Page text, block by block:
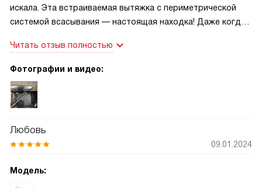
искала. Эта встраиваемая вытяжка с периметрической
системой всасывания — настоящая находка! Даже когда
жареную рыбу или острый карри — запах не
распространяется по всей квартире. Всё остаётся в зоне
свежим. Особенно порадовал режим циркуляции: я часто
готовлю вечером, когда окна закрыты, и этот режим
тепло и не создавая сквозняков. Четыре скорости — это
идеальное сочетание: для лёгкого пара хватает первой, а
из них не шумит громко. Удобно, что есть таймер: я
Читать отзыв полностью
Фотографии и видео:
Любовь
09.01.2024
Модель: